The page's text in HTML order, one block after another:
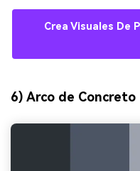
Crea Visuales De
6) Arco de Concreto